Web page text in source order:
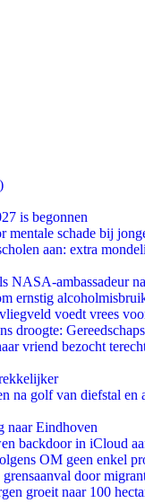
is begonnen
schade bij
aan: extra
NASA-ambassadeur
ernstig
voedt vrees
droogte:
vriend bezocht
na golf van diefstal en
naar Eindhoven
backdoor in iCloud
OM geen enkel
door
groeit naar 100